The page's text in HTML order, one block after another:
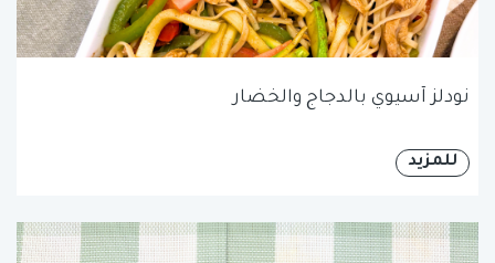
نودلز آسيوي بالدجاج والخضار
للمزيد